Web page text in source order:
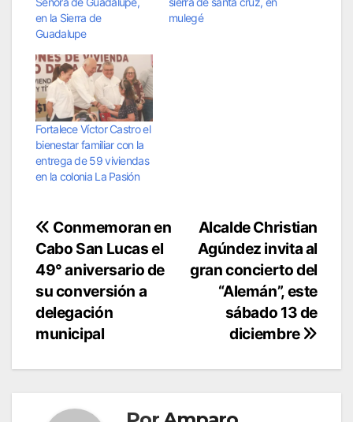
en la Sierra de
Guadalupe
mulegé
Fortalece Víctor Castro el
bienestar familiar con la
entrega de 59 viviendas
en la colonia La Pasión
Navegación
de
entradas
Alcalde Christian
Agúndez invita al
gran concierto del
“Alemán”, este
sábado 13 de
diciembre
Conmemoran en
Cabo San Lucas el
49° aniversario de
su conversión a
delegación
municipal